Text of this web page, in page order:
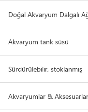
Doğal Akvaryum Dalgalı
Akvaryum tank süsü
Sürdürülebilir, stoklanmış
Akvaryumlar &